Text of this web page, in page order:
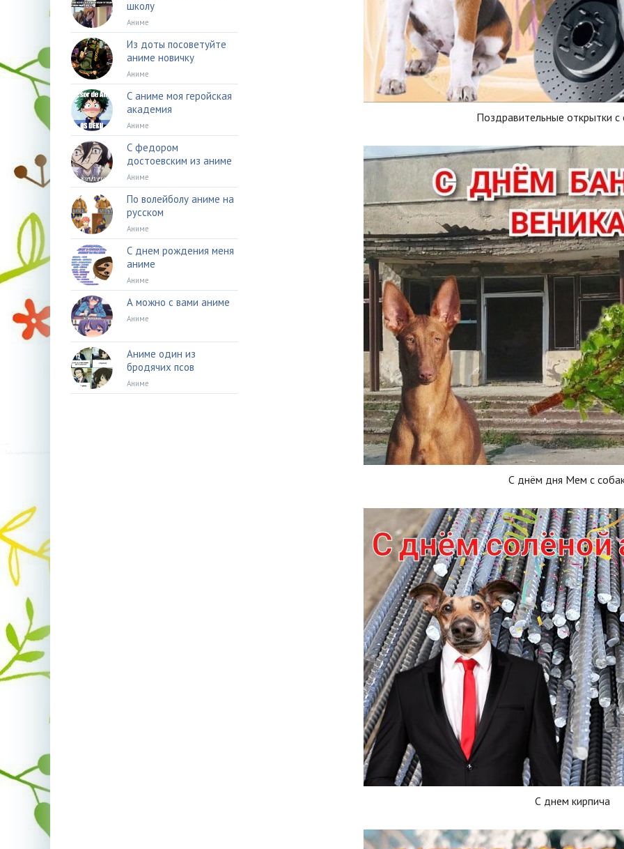
Поздравительные открытки с
С днём дня Мем с
С днем кирпича
школу
Аниме
Из доты посоветуйте
аниме новичку
Аниме
С аниме моя геройская
академия
Аниме
С федором
достоевским из аниме
Аниме
По волейболу аниме на
русском
Аниме
С днем рождения меня
аниме
Аниме
А можно с вами аниме
Аниме
Аниме один из
бродячих псов
Аниме